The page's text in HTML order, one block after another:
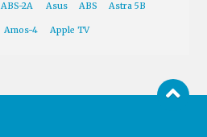
ABS-2A Asus ABS Astra 5B
Amos-4 Apple TV